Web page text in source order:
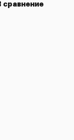
сравнение